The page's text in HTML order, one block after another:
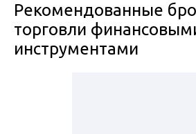
Рекомендованные
торговли
инструментами